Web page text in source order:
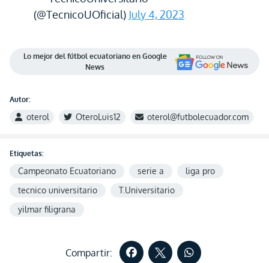
(@TecnicoUOficial) July 4, 2023
Lo mejor del fútbol ecuatoriano en Google
News
Autor:
oterol OteroLuis12 oterol@futbolecuador.com
Etiquetas:
Campeonato Ecuatoriano serie a
liga pro
tecnico universitario
T.Universitario
yilmar filigrana
Compartir: